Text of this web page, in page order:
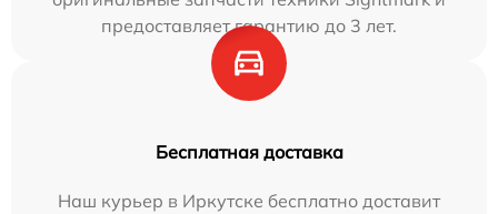
предоставляет гарантию до 3 лет.
Бесплатная доставка
Наш курьер в Иркутске бесплатно доставит